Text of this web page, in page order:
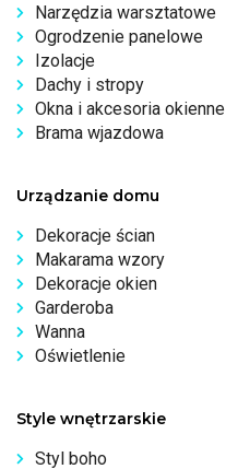
Narzędzia warsztatowe
Ogrodzenie panelowe
Izolacje
Dachy i stropy
Okna i akcesoria okienne
Brama wjazdowa
Urządzanie domu
Dekoracje ścian
Makarama wzory
Dekoracje okien
Garderoba
Wanna
Oświetlenie
Style wnętrzarskie
Styl boho